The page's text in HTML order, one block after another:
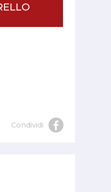
Condividi